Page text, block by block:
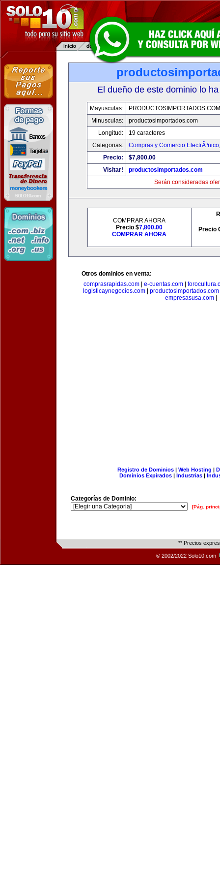
El dueño de este dominio lo
Mayusculas:
PRODUCTOSIMPORTADOS.COM
Minusculas:
productosimportados.com
Longitud:
19 caracteres
Categorias:
Compras y Comercio ElectrÃ³nico
Precio:
$7,800.00
Visitar!
productosimportados.com
Serán consideradas
COMPRAR AHORA
Precio $7,800.00
COMPRAR AHORA
Precio
Otros dominios en venta:
comprasrapidas.com
e-cuentas.com
logisticaynegocios.com
productosimportados.com
empresasusa.com
Registro de Dominios| Web Hosting |
Dominios Expirados | Industrias |
Categorías de Dominio:
[Pág.
** Precios
© 2002/2022 Solo10.com